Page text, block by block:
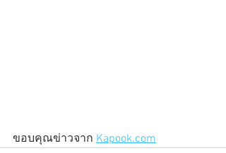
ขอบคุณข่าวจาก Kapook.com